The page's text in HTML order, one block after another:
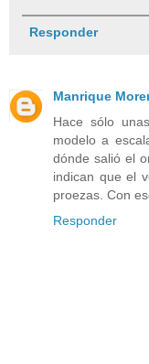
Responder
Manrique
Hace sólo
modelo a
dónde salió el
indican que el
proezas. Con
Responder